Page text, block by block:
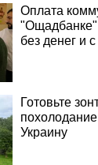
Оплата
без денег и
Готовьте
Украину